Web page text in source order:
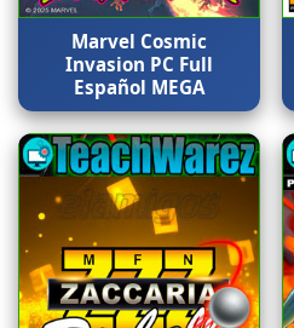
Marvel Cosmic
Invasion PC Full
Español MEGA